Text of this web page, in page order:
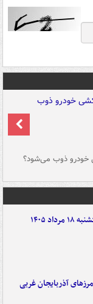
خودرو ذوب می‌شود؟
۱۴۰۵